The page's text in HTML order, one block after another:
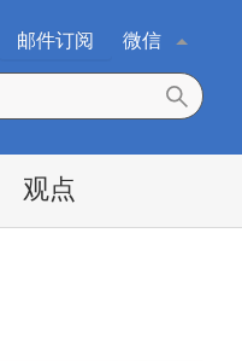
微信
邮件订阅
观点